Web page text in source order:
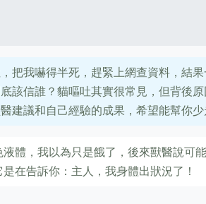
把我嚇得半死，趕緊上網查資料，結
該信誰？貓嘔吐其實很常見，但背後
建議和自己經驗的成果，希望能幫你少
體，我以為只是餓了，後來獸醫說可
在告訴你：主人，我身體出狀況了！